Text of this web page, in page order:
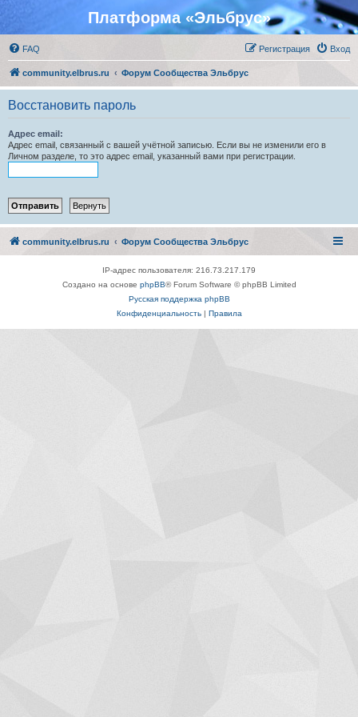
Платформа «Эльбрус»
FAQ Вход
Регистрация
community.elbrus.ru Форум Сообщества Эльбрус
Восстановить пароль
Адрес email:
Адрес email, связанный с вашей учётной записью. Если вы не изменили его в
Личном разделе, то это адрес email, указанный вами при регистрации.
community.elbrus.ru Форум Сообщества Эльбрус
IP-адрес пользователя: 216.73.217.179
Создано на основе phpBB® Forum Software © phpBB Limited
Русская поддержка phpBB
Конфиденциальность| Правила